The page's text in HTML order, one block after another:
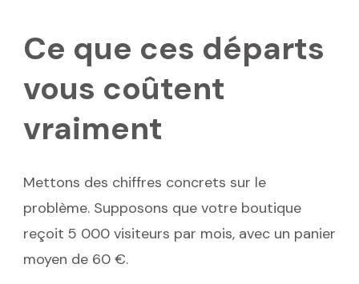
Ce que ces départs
vous coûtent
vraiment
Mettons des chiffres concrets sur le
problème. Supposons que votre boutique
reçoit 5 000 visiteurs par mois, avec un panier
moyen de 60 €.